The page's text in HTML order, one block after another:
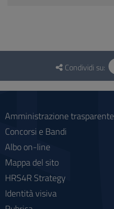
Questionario
social
Condividi su:
Amministrazione trasparente
Concorsi e Bandi
Albo on-line
Mappa del sito
HRS4R Strategy
Identità visiva